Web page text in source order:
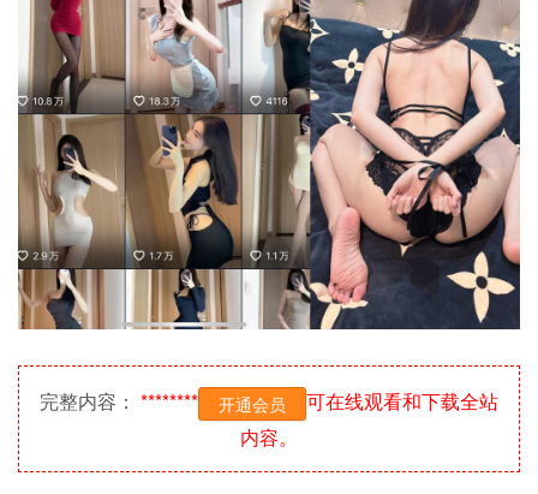
完整内容： ******** 开通会员
可在线观看和下载全站
内容。